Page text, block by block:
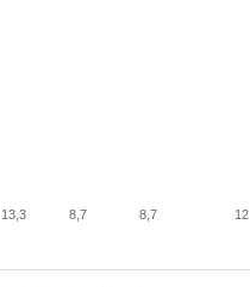
13,3 8,7 8,7 12